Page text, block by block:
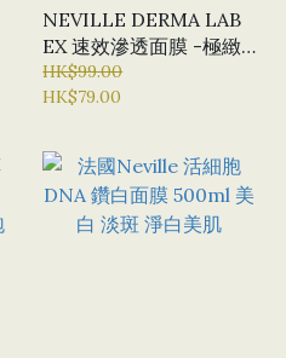
NEVILLE DERMA LAB
EX 速效滲透面膜 -極緻
水潤保濕滲透面膜
NEVILLE面膜 海藻矽針
HK$99.00
HK$79.00